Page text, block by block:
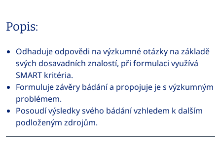
Popis:
Odhaduje odpovědi na výzkumné otázky na základě
svých dosavadních znalostí, při formulaci využívá
SMART kritéria.
Formuluje závěry bádání a propojuje je s výzkumným
problémem.
Posoudí výsledky svého bádání vzhledem k dalším
podloženým zdrojům.